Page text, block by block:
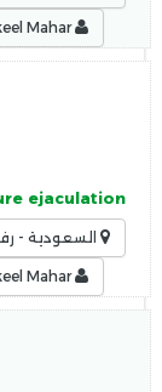
Shakeel Mahar
ejaculation,
السعودية -
Shakeel Mahar